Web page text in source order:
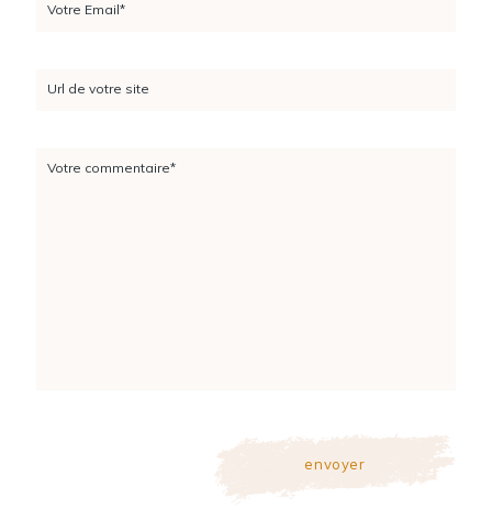
Votre Email*
Url de votre site
Votre commentaire*
envoyer